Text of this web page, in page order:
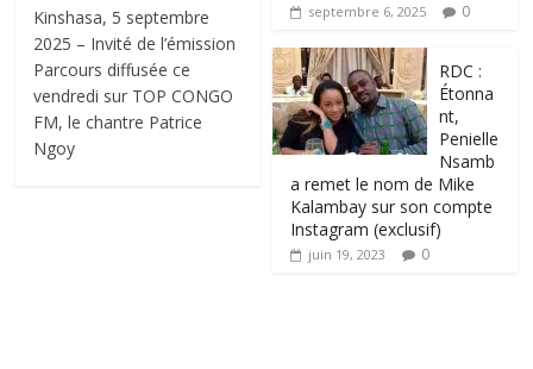
Kinshasa, 5 septembre
2025 – Invité de l’émission
Parcours diffusée ce
vendredi sur TOP CONGO
FM, le chantre Patrice
Ngoy
septembre 6, 2025 0
RDC :
Étonna
nt,
Penielle
Nsamb
a remet le nom de Mike
Kalambay sur son compte
Instagram (exclusif)
juin 19, 2023 0